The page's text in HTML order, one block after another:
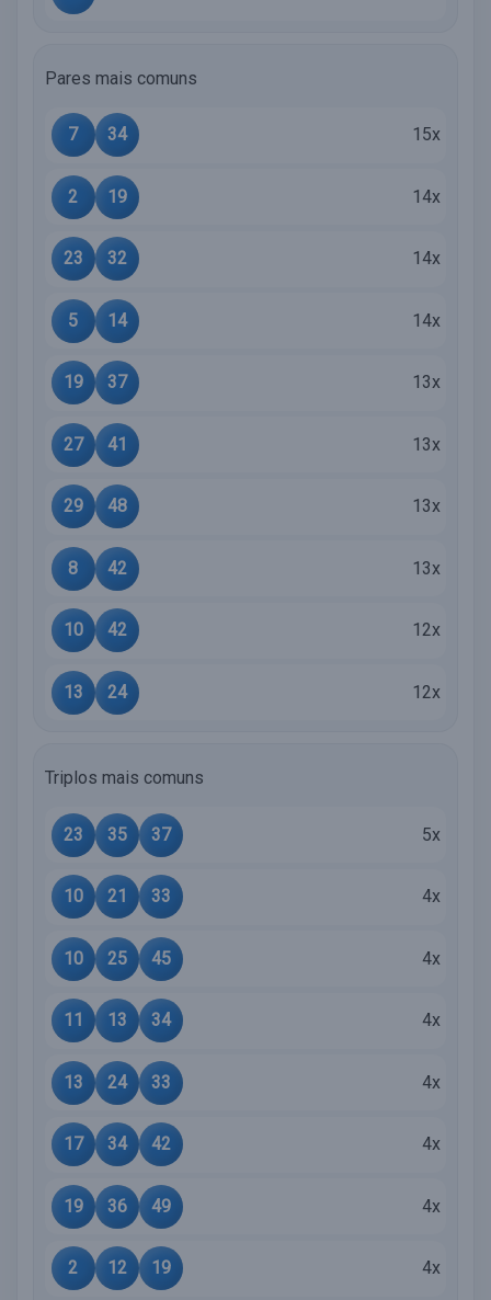
Pares mais comuns
7 34 15x
2 19 14x
23 32 14x
5 14 14x
19 37 13x
27 41 13x
29 48 13x
8 42 13x
10 42 12x
13 24 12x
Triplos mais comuns
23 35 37 5x
10 21 33 4x
10 25 45 4x
11 13 34 4x
13 24 33 4x
17 34 42 4x
19 36 49 4x
2 12 19 4x